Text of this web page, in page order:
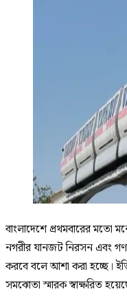
বাংলাদেশে প্রথমবারের মতো
নগরীর যানজট নিরসন এবং
করবে বলে আশা করা হচ্ছে।
সমঝোতা স্মারক স্বাক্ষরিত